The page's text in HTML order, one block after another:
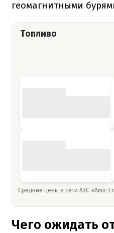
геомагнитными
Топливо
Средние цены в сети АЗС «Amic
Чего ожидать